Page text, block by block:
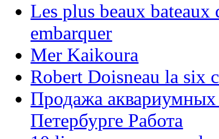
Les plus beaux bateaux
embarquer
Mer Kaikoura
Robert Doisneau la six
Продажа аквариумных
Петербурге Работа